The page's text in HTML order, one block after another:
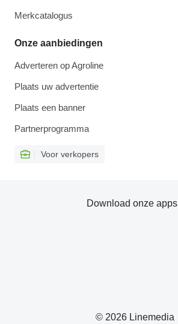
Merkcatalogus
Onze aanbiedingen
Adverteren op Agroline
Plaats uw advertentie
Plaats een banner
Partnerprogramma
Voor verkopers
© 2026 Linemedia
Download onze apps